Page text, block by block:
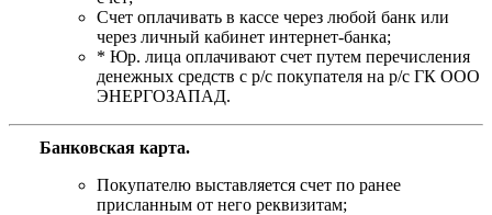
Счет оплачивать в кассе через любой банк или
через личный кабинет интернет-банка;
* Юр. лица оплачивают счет путем перечисления
денежных средств с р/с покупателя на р/с ГК ООО
ЭНЕРГОЗАПАД.
Банковская карта.
Покупателю выставляется счет по ранее
присланным от него реквизитам;